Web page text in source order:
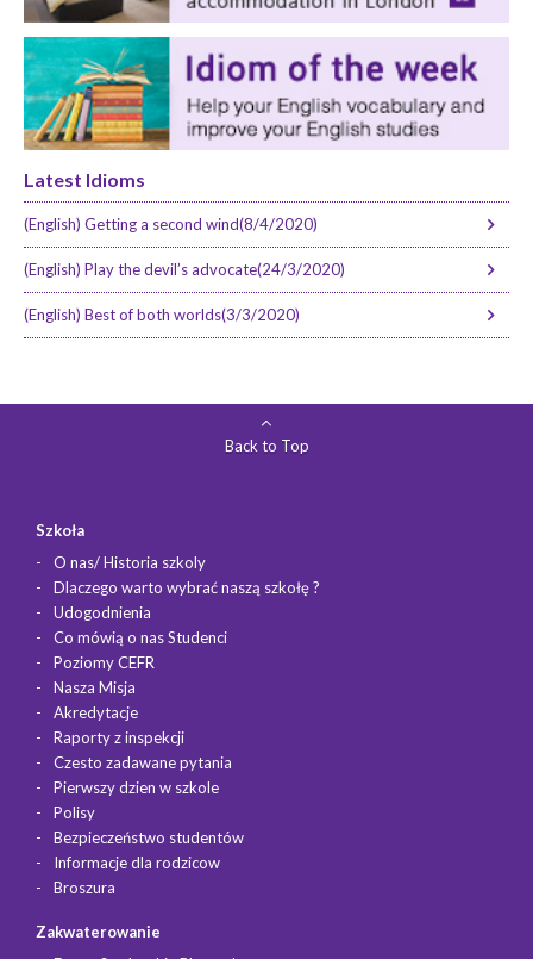
Latest Idioms
(English) Getting a second wind(8/4/2020)
(English) Play the devil’s advocate(24/3/2020)
(English) Best of both worlds(3/3/2020)
Back to Top
Szkoła
O nas/ Historia szkoly
Dlaczego warto wybrać naszą szkołę ?
Udogodnienia
Co mówią o nas Studenci
Poziomy CEFR
Nasza Misja
Akredytacje
Raporty z inspekcji
Czesto zadawane pytania
Pierwszy dzien w szkole
Polisy
Bezpieczeństwo studentów
Informacje dla rodzicow
Broszura
Zakwaterowanie